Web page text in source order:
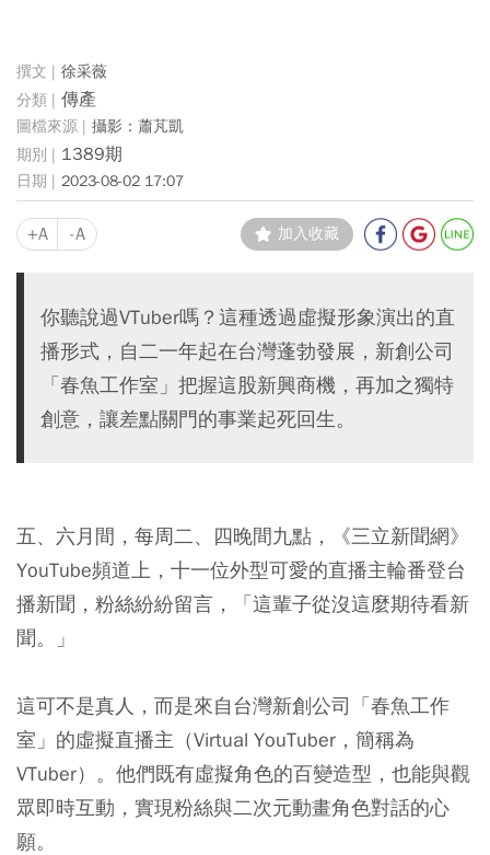
徐采薇
傳產
攝影：蕭芃凱
1389期
2023-08-02 17:07
+A -A 加入收藏
你聽說過VTuber嗎？這種透過虛擬形象演出的直
播形式，自二一年起在台灣蓬勃發展，新創公司
「春魚工作室」把握這股新興商機，再加之獨特
創意，讓差點關門的事業起死回生。
五、六月間，每周二、四晚間九點，《三立新聞網》
YouTube頻道上，十一位外型可愛的直播主輪番登台
播新聞，粉絲紛紛留言，「這輩子從沒這麼期待看新
聞。」
這可不是真人，而是來自台灣新創公司「春魚工作
室」的虛擬直播主（Virtual YouTuber，簡稱為
VTuber）。他們既有虛擬角色的百變造型，也能與觀
眾即時互動，實現粉絲與二次元動畫角色對話的心
願。